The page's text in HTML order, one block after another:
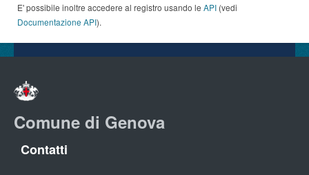
E' possibile inoltre accedere al registro usando le API (vedi
Documentazione API).
Comune di Genova
Contatti